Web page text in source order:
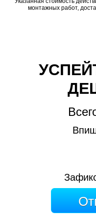
монтажных работ,